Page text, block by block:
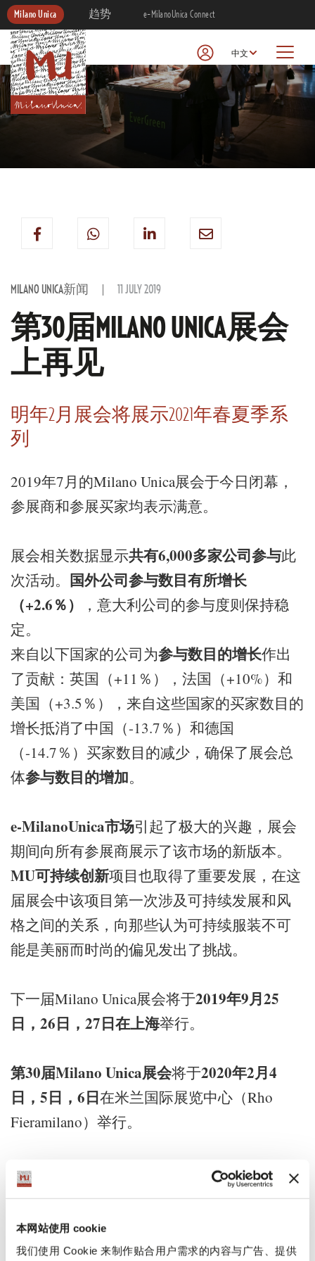
本网站使用 cookie
我们使用 Cookie 来制作贴合用户需求的内容与广告、提供
Milano Unica 趋势 e-MilanoUnica Connect
中文
MILANO UNICA新闻 11 JULY 2019
第30届MILANO UNICA展会
上再见
明年2月展会将展示2021年春夏季系
列
2019年7月的Milano Unica展会于今日闭幕，
参展商和参展买家均表示满意。
展会相关数据显示共有6,000多家公司参与此
次活动。 国外公司参与数目有所增长
（+2.6％）
，意大利公司的参与度则保持稳
定。
来自以下国家的公司为参与数目的增长作出
了贡献：英国（+11％），法国（+10%）和
美国（+3.5％），来自这些国家的买家数目的
增长抵消了中国（-13.7％）和德国
（-14.7％）买家数目的减少，确保了展会总
体参与数目的增加。
e-MilanoUnica市场引起了极大的兴趣，展会
期间向所有参展商展示了该市场的新版本。
MU可持续创新项目也取得了重要发展，在这
届展会中该项目第一次涉及可持续发展和风
格之间的关系，向那些认为可持续服装不可
能是美丽而时尚的偏见发出了挑战。
下一届Milano Unica展会将于2019年9月25
日， 26日， 27日在上海举行。
第30届Milano Unica展会将于2020年2月4
日， 5日， 6日在米兰国际展览中心（Rho
Fieramilano）举行。